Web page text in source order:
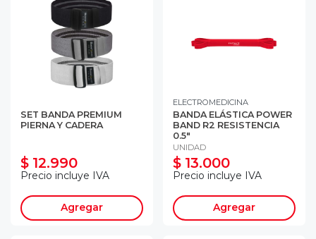
SET BANDA PREMIUM
PIERNA Y CADERA
$ 12.990
Precio incluye IVA
Agregar
ELECTROMEDICINA
BANDA ELÁSTICA POWER
BAND R2 RESISTENCIA
0.5"
UNIDAD
$ 13.000
Precio incluye IVA
Agregar